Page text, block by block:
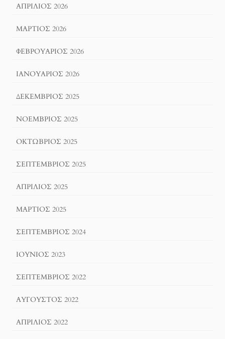
ΑΠΡΊΛΙΟΣ 2026
ΜΆΡΤΙΟΣ 2026
ΦΕΒΡΟΥΆΡΙΟΣ 2026
ΙΑΝΟΥΆΡΙΟΣ 2026
ΔΕΚΈΜΒΡΙΟΣ 2025
ΝΟΈΜΒΡΙΟΣ 2025
ΟΚΤΏΒΡΙΟΣ 2025
ΣΕΠΤΈΜΒΡΙΟΣ 2025
ΑΠΡΊΛΙΟΣ 2025
ΜΆΡΤΙΟΣ 2025
ΣΕΠΤΈΜΒΡΙΟΣ 2024
ΙΟΎΝΙΟΣ 2023
ΣΕΠΤΈΜΒΡΙΟΣ 2022
ΑΎΓΟΥΣΤΟΣ 2022
ΑΠΡΊΛΙΟΣ 2022